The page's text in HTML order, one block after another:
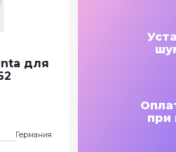
для
Германия
при